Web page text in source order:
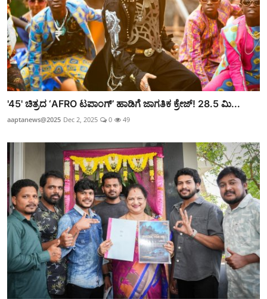
'45' ಚಿತ್ರದ ‘AFRO ಟಪಾಂಗ್’ ಹಾಡಿಗೆ ಜಾಗತಿಕ ಕ್ರೇಜ್! 28.5 ಮಿ...
aaptanews@2025 Dec 2, 2025 0 49